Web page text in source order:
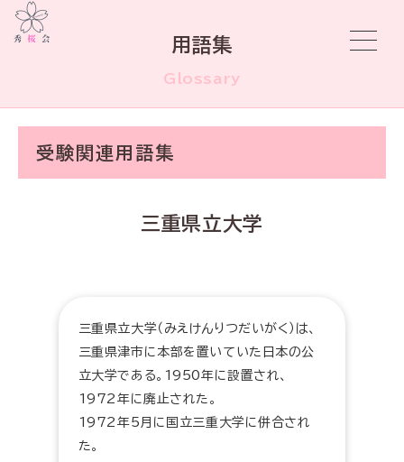
用語集
Glossary
受験関連用語集
三重県立大学
三重県立大学（みえけんりつだいがく）は、
三重県津市に本部を置いていた日本の公
立大学である。1950年に設置され、
1972年に廃止された。
1972年5月に国立三重大学に併合され
た。